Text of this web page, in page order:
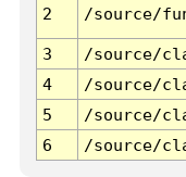
2 /source/
3 /source/
4
/source/
5
/source/
6
/source/